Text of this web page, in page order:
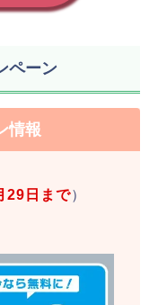
ペーン
情報
29日まで）